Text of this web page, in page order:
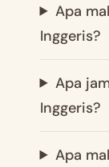
Apa
Inggeris?
Apa
Inggeris?
Apa